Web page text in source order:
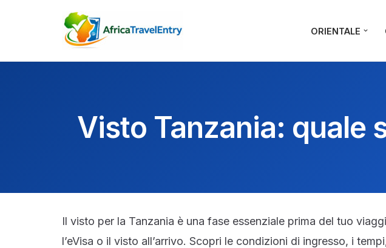
ORIENTALE
Visto Tanzania: quale
Il visto per la Tanzania è una fase essenziale prima del tuo
l’eVisa o il visto all’arrivo. Scopri le condizioni di ingresso, i